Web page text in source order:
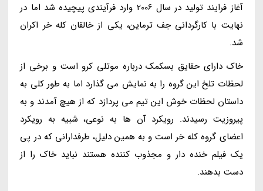
آغاز فرایند تولید در سال 2006 وارد فرآیندی پیچیده شد اما در
نهایت با کارگردانی جف ترماین، یکی از خالقان کله خر اکران
شد.
خاک دارای حقایق بسکمک درباره موتلی کرو است و برخی از
لحظات تلخ این گروه را به نمایش می گذارد اما به طور کلی به
داستان لحظات خوش این تیم می پردازد که از هیچ آمدند و به
پیروزیت رسیدند. رویکرد آن ها به نوعی، شبیه به رویکرد
اعضای گروه کله خر است و به همین دلیل، طرفدارانی که در پی
یک فیلم خنده دار و مجذوب کننده هستند نباید خاک را از
دست بدهند.